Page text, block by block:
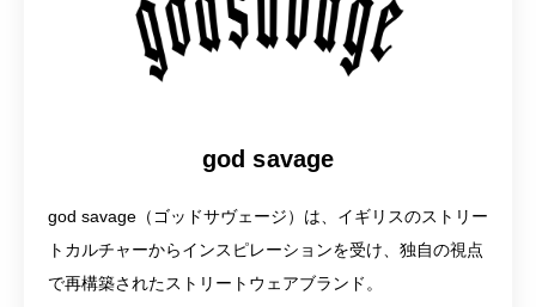
god savage
god savage（ゴッドサヴェージ）は、イギリスのストリー
トカルチャーからインスピレーションを受け、独自の視点
で再構築されたストリートウェアブランド。